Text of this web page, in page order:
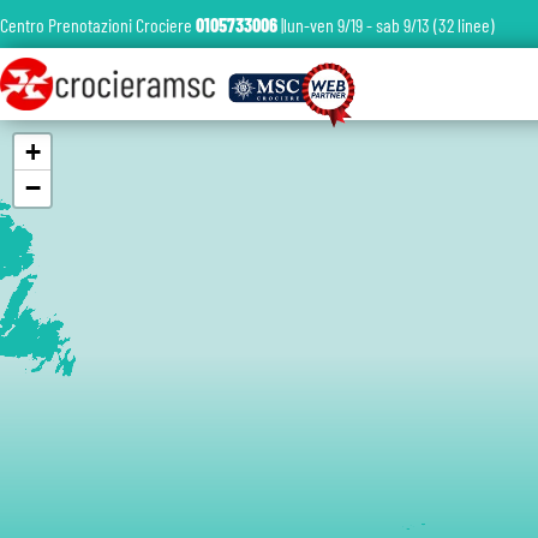
+
−
Centro Prenotazioni Crociere 0105733006|lun-ven 9/19 - sab 9/13 (32 linee)